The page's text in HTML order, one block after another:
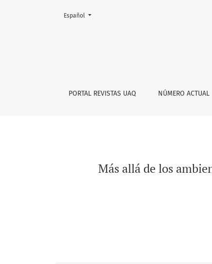
Más allá de los ambientalismos. Un
PORTAL REVISTAS UAQ NÚMERO ACTUAL
Cambiar el idioma. El actual es:
Español
Más allá de los